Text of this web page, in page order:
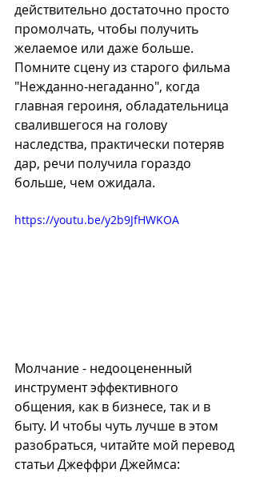
действительно достаточно просто
промолчать, чтобы получить
желаемое или даже больше.
Помните сцену из старого фильма
"Нежданно-негаданно", когда
главная героиня, обладательница
свалившегося на голову
наследства, практически потеряв
дар, речи получила гораздо
больше, чем ожидала.
https://youtu.be/y2b9JfHWKOA
Молчание - недооцененный
инструмент эффективного
общения, как в бизнесе, так и в
быту. И чтобы чуть лучше в этом
разобраться, читайте мой перевод
статьи Джеффри Джеймса: